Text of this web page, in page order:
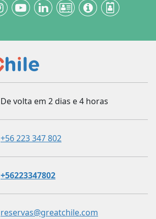
De volta em 2 dias e 4 horas
+56 223 347 802
+56223347802
reservas@greatchile.com